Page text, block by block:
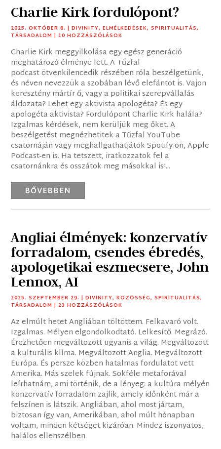
Charlie Kirk fordulópont?
2025. OKTÓBER 8. |DIVINITY,ELMÉLKEDÉSEK,SPIRITUALITÁS,
TÁRSADALOM | 10 HOZZÁSZÓLÁSOK
Charlie Kirk meggyilkolása egy egész generáció
meghatározó élménye lett. A Tűzfal
podcast ötvenkilencedik részében róla beszélgetünk,
és néven nevezzük a szobában lévő elefántot is. Vajon
keresztény mártír ő, vagy a politikai szerepvállalás
áldozata? Lehet egy aktivista apologéta? És egy
apologéta aktivista? Fordulópont Charlie Kirk halála?
Izgalmas kérdések, nem kerüljük meg őket. A
beszélgetést megnézhetitek a Tűzfal YouTube
csatornáján vagy meghallgathatjátok Spotify-on, Apple
Podcast-en is. Ha tetszett, iratkozzatok fel a
csatornánkra és osszátok meg másokkal is!...
BŐVEBBEN
Angliai élmények: konzervatív
forradalom, csendes ébredés,
apologetikai eszmecsere, John
Lennox, AI
2025. SZEPTEMBER 29. |DIVINITY,KÖZÖSSÉG,SPIRITUALITÁS,
TÁRSADALOM | 23 HOZZÁSZÓLÁSOK
Az elmúlt hetet Angliában töltöttem. Felkavaró volt.
Izgalmas. Mélyen elgondolkodtató. Lelkesítő. Megrázó.
Érezhetően megváltozott ugyanis a világ. Megváltozott
a kulturális klíma. Megváltozott Anglia. Megváltozott
Európa. És persze közben hatalmas fordulatot vett
Amerika. Más szelek fújnak. Sokféle metaforával
leírhatnám, ami történik, de a lényeg: a kultúra mélyén
konzervatív forradalom zajlik, amely időnként már a
felszínen is látszik. Angliában, ahol most jártam,
biztosan így van, Amerikában, ahol múlt hónapban
voltam, minden kétséget kizáróan. Mindez iszonyatos,
halálos ellenszélben.